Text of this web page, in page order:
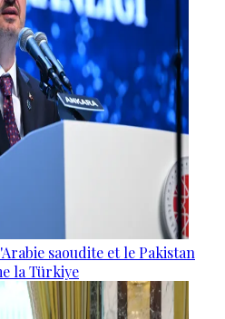
saoudite et le Pakistan
la Türkiye